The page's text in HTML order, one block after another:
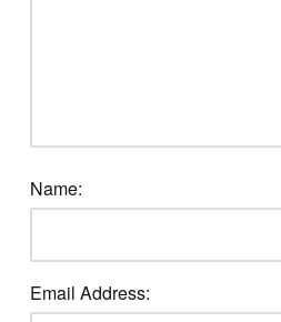
Name:
Email Address: